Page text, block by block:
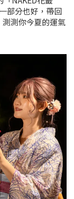
部分也好，帶回
測你今夏的運氣